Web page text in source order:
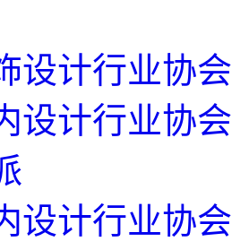
设计行业协会
设计行业协会
设计行业协会